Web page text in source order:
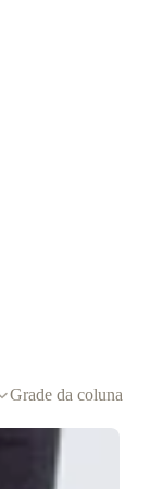
Grade da coluna